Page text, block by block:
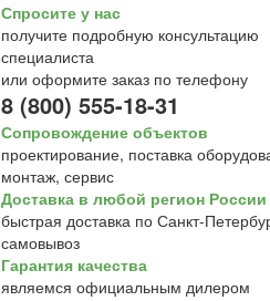
Спросите у нас
получите подробную консультацию
специалиста
или оформите заказ по телефону
8 (800) 555-18-31
Сопровождение объектов
проектирование, поставка
монтаж, сервис
Доставка в любой регион России
быстрая доставка по Санкт-
самовывоз
Гарантия качества
являемся официальным дилером